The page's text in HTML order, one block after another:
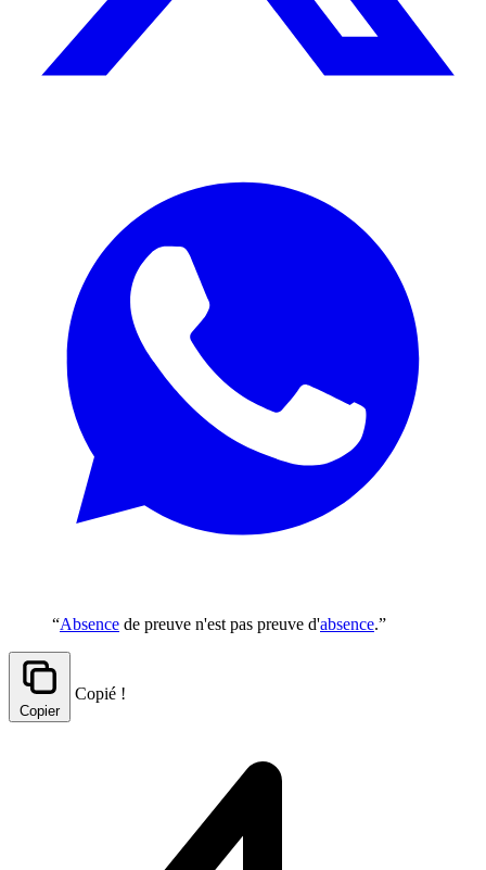
“Absence de preuve n'est pas preuve d'absence.”
Copier
Copié !